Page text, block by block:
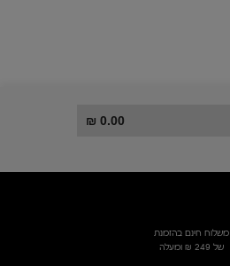
0.00 ₪
משלוח חינם בהזמנת
של 249 ₪ ומעלה